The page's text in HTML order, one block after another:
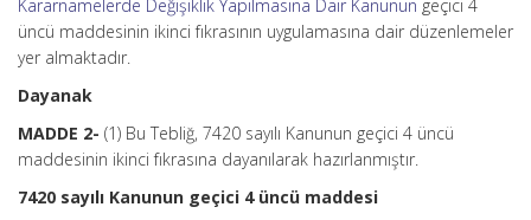
Kararnamelerde Değişiklik Yapılmasına Dair Kanunun geçici 4
üncü maddesinin ikinci fıkrasının uygulamasına dair düzenlemeler
yer almaktadır.
Dayanak
MADDE 2- (1) Bu Tebliğ, 7420 sayılı Kanunun geçici 4 üncü
maddesinin ikinci fıkrasına dayanılarak hazırlanmıştır.
7420 sayılı Kanunun geçici 4 üncü maddesi